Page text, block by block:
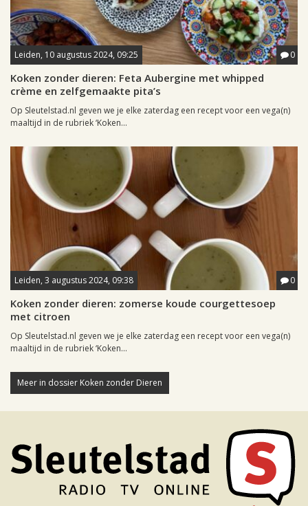
Leiden, 10 augustus 2024, 09:25 0
Koken zonder dieren: Feta Aubergine met whipped
crème en zelfgemaakte pita’s
Op Sleutelstad.nl geven we je elke zaterdag een recept voor een vega(n)
maaltijd in de rubriek ‘Koken...
Leiden, 3 augustus 2024, 09:38 0
Koken zonder dieren: zomerse koude courgettesoep
met citroen
Op Sleutelstad.nl geven we je elke zaterdag een recept voor een vega(n)
maaltijd in de rubriek ‘Koken...
Meer in dossier Koken zonder Dieren